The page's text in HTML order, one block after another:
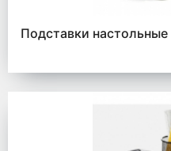
Подставки настольные